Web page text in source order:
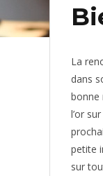
La
dans
bonne
l’or
petite
sur